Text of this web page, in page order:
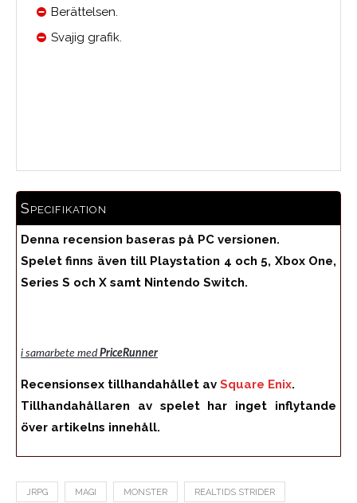
Berättelsen.
Svajig grafik.
Specifikation
Denna recension baseras på PC versionen.
Spelet finns även till Playstation 4 och 5, Xbox One,
Series S och X samt Nintendo Switch.
i samarbete med PriceRunner
Recensionsex tillhandahållet av Square Enix.
Tillhandahållaren av spelet har inget inflytande
över artikelns innehåll.
JRPG MAGI MONSTER REALTIDS STRIDER